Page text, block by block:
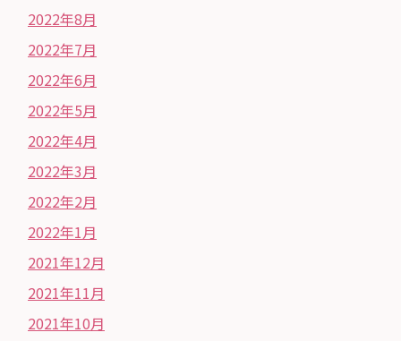
2022年8月
2022年7月
2022年6月
2022年5月
2022年4月
2022年3月
2022年2月
2022年1月
2021年12月
2021年11月
2021年10月